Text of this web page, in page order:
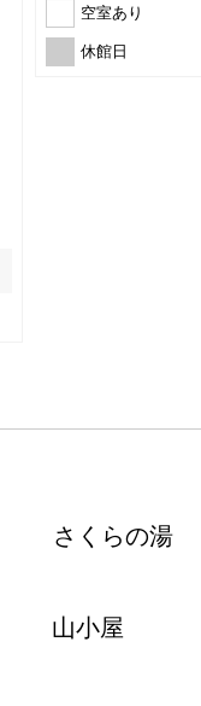
空室あり
休館日
さくらの湯
山小屋